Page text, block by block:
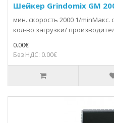
Шейкер Grindomix GM
мин. скорость 2000 1/minМакс.
кол-во загрузки/
0.00€
Без НДС: 0.00€